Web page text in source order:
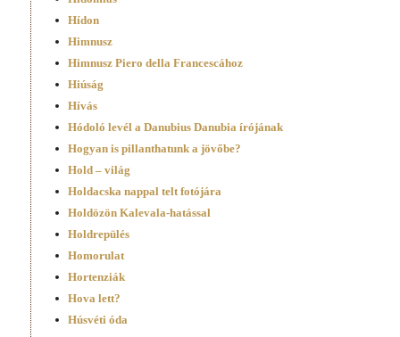
Hídon
Himnusz
Himnusz Piero della Francescához
Hiúság
Hívás
Hódoló levél a Danubius Danubia írójának
Hogyan is pillanthatunk a jövőbe?
Hold – világ
Holdacska nappal telt fotójára
Holdözön Kalevala-hatással
Holdrepülés
Homorulat
Hortenziák
Hova lett?
Húsvéti óda